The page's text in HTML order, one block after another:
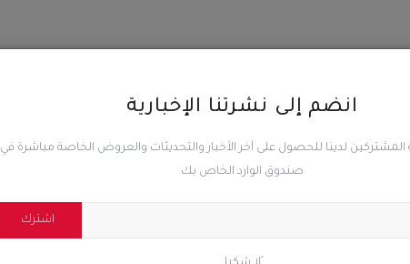
انضم إلى نشرتنا الإخبارية
المشتركين لدينا للحصول على آخر الأخبار والتحديثات والعروض الخاصة مباشرة في
صندوق الوارد الخاص بك
اشترك
المقال السابق
فريق إتحاد حُمه يثمّن حفاوة استقبال وكرم ضيافة أبناء الضالع